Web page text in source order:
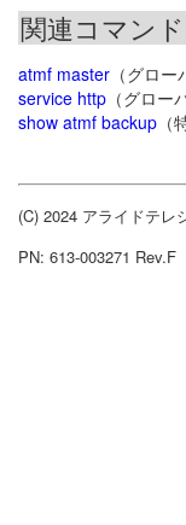
関連コマンド
atmf master （グロ
service http （グロー
show atmf backup
(C) 2024 アライドテレ
PN: 613-003271 Rev.F